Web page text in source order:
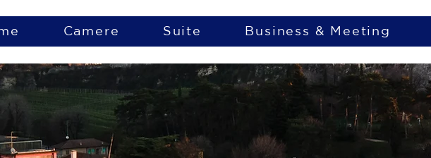
Camere Suite Business & Meeting